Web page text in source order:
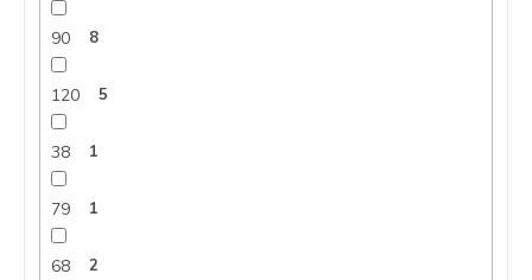
90 8
120 5
38 1
79 1
68 2